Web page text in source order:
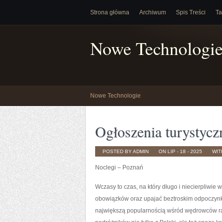
Strona główna Archiwum Spis Treści
Nowe
Nowe Technologie
Ogłoszenia
POSTED BY ADMIN ON LIP - 18 - 2025
Noclegi – Poznań
Wczasy to czas, na który długo i niecierpliwie
obowiązków oraz upajać beztroskim
największą popularnością wśród wędrowców